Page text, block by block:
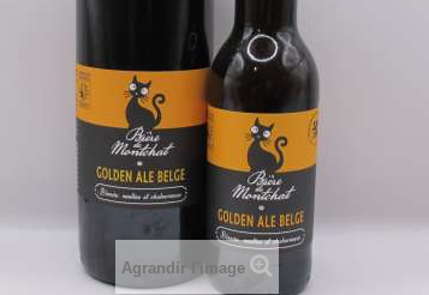
Agrandir l'image